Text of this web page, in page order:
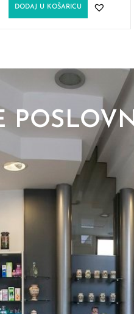
DODAJ U KOŠARICU